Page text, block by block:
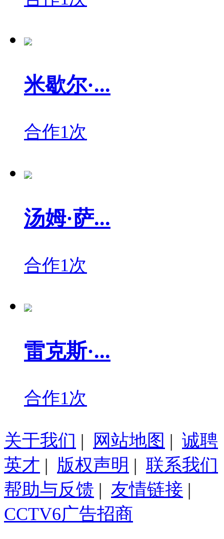
米歇尔·...
合作1次
汤姆·萨...
合作1次
雷克斯·...
合作1次
关于我们 | 网站地图 | 诚聘
英才 | 版权声明 | 联系我们
帮助与反馈 | 友情链接 |
CCTV6广告招商